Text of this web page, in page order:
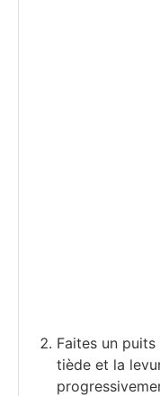
Faites un
tiède et la